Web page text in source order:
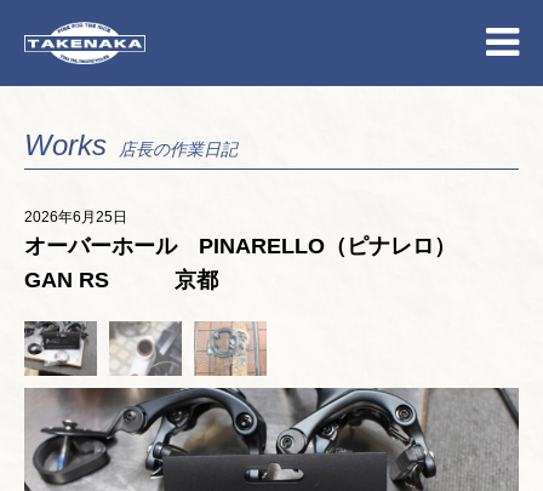
Works 店長の作業日記
2026年6月25日
オーバーホール PINARELLO（ピナレロ）
GAN RS 京都